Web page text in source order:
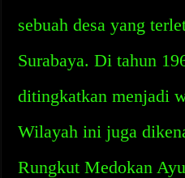
sebuah desa yang
Surabaya. Di tahun
ditingkatkan menjadi
Wilayah ini juga
Rungkut Medokan